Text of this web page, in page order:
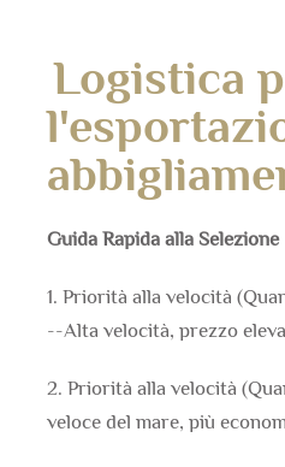
Logistica
Guida Rapida alla Selezione
1. Priorità alla velocità
--Alta velocità, prezzo
2. Priorità alla velocità
veloce del mare, più